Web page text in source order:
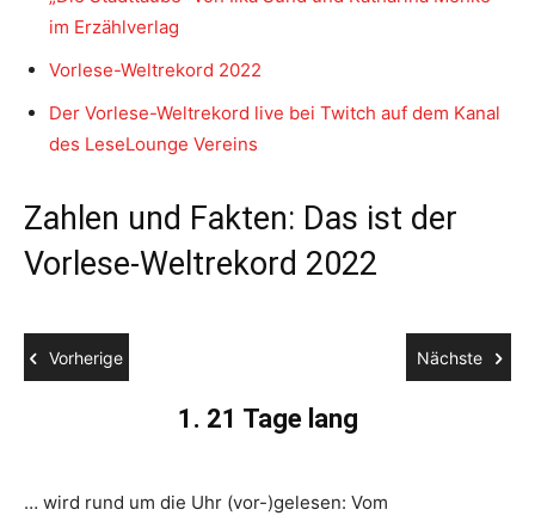
im Erzählverlag
Vorlese-Weltrekord 2022
Der Vorlese-Weltrekord live bei Twitch auf dem Kanal
des LeseLounge Vereins
Zahlen und Fakten: Das ist der
Vorlese-Weltrekord 2022
Vorherige Nächste
1. 21 Tage lang
… wird rund um die Uhr (vor-)gelesen: Vom